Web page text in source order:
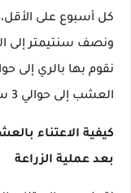
كل أسبوع على
ونصف سنتيمتر إلى
نقوم بها بالري إلى
العشب إلى حوالي 3 سم نقوم مرة واحدة باليوم.
كيفية الاعتناء
بعد عملية الزراعة